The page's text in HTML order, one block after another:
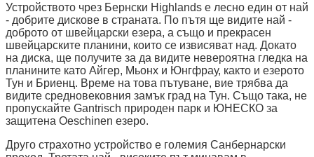
Устройството чрез Бернски Highlands е лесно един от най
- добрите дискове в страната. По пътя ще видите най -
доброто от швейцарски езера, а също и прекрасен
швейцарските планини, които се извисяват над. Докато
на диска, ще получите за да видите невероятна гледка на
планините като Айгер, Мьонх и Юнгфрау, както и езерото
Тун и Бриенц. Време на това пътуване, вие трябва да
видите средновековния замък град на Тун. Също така, не
пропускайте Gantrisch природен парк и ЮНЕСКО за
защитена Oeschinen езеро.
Друго страхотно устройство е големия Санбернарски